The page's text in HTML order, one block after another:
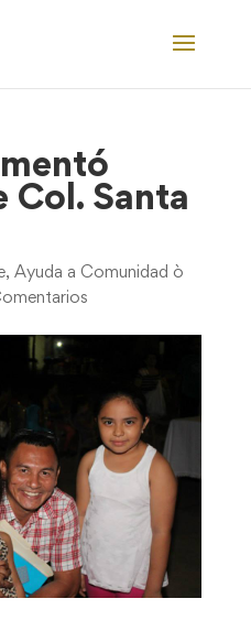
Col. Santa
, Ayuda a Comunidad ò